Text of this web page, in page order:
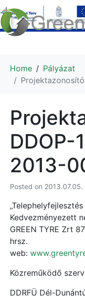
Home
Pályázat
DDOP-
2013-
Posted on 2013.07.05.
Kedvezményezett
GREEN TYRE Zrt
hrsz.
web:
Közreműködő
DDRFÜ Dél-